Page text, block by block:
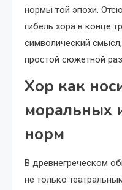
нормы той эпохи.
гибель хора в конце
символический
простой сюжетной
Хор как
моральных
норм
В древнегреческом
не только